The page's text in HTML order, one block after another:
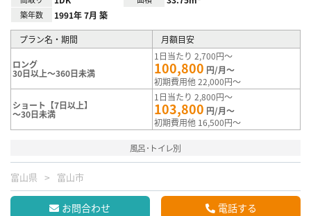
築年数 1991年 7月 築
プラン名・期間 月額目安
ロング
30日以上～360日未満
1日当たり 2,700円～
100,800 円/月～
初期費用他 22,000円～
ショート【7日以上】
～30日未満
1日当たり 2,800円～
103,800 円/月～
初期費用他 16,500円～
風呂･トイレ別
富山県 富山市
お問合わせ 電話する